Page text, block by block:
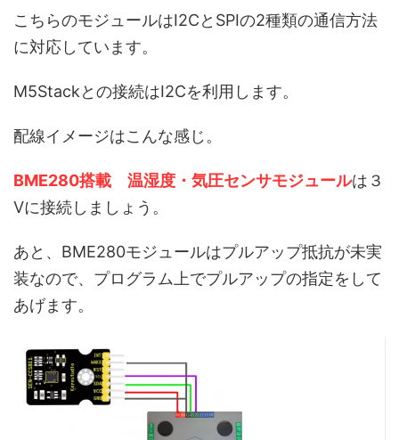
こちらのモジュールはI2CとSPIの2種類の通信方法
に対応しています。
M5Stackとの接続はI2Cを利用します。
配線イメージはこんな感じ。
BME280搭載 温湿度・気圧センサモジュールは３
Vに接続しましょう。
あと、BME280モジュールはプルアップ抵抗が未実
装なので、プログラム上でプルアップの指定をして
あげます。